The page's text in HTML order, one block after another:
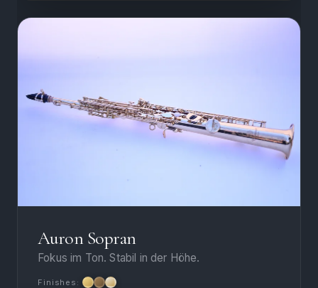
Auron Sopran
Fokus im Ton. Stabil in der Höhe.
Finishes: